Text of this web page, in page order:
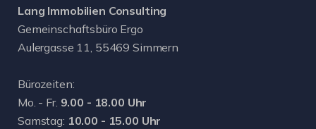
Lang Immobilien Consulting
Gemeinschaftsbüro Ergo
Aulergasse 11, 55469 Simmern
Bürozeiten:
Mo. - Fr. 9.00 - 18.00 Uhr
Samstag: 10.00 - 15.00 Uhr